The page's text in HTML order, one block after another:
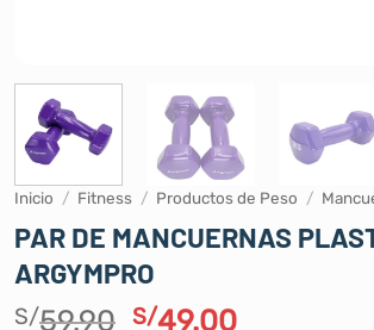
Inicio / Fitness / Productos de Peso /
PAR DE MANCUERNAS
ARGYMPRO
S/59.90 El
S/49.00El